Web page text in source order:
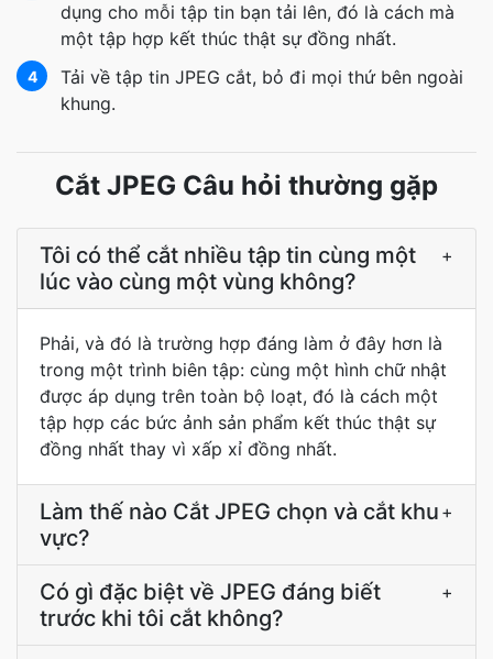
dụng cho mỗi tập tin bạn tải lên, đó là cách mà
một tập hợp kết thúc thật sự đồng nhất.
4
Tải về tập tin JPEG cắt, bỏ đi mọi thứ bên ngoài
khung.
Cắt JPEG Câu hỏi thường gặp
Tôi có thể cắt nhiều tập tin cùng một
lúc vào cùng một vùng không?
+
Phải, và đó là trường hợp đáng làm ở đây hơn là
trong một trình biên tập: cùng một hình chữ nhật
được áp dụng trên toàn bộ loạt, đó là cách một
tập hợp các bức ảnh sản phẩm kết thúc thật sự
đồng nhất thay vì xấp xỉ đồng nhất.
Làm thế nào Cắt JPEG chọn và cắt khu
vực?
+
Có gì đặc biệt về JPEG đáng biết
trước khi tôi cắt không?
+